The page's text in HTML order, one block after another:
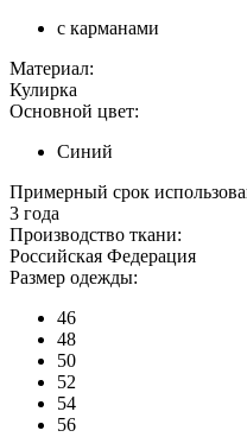
с карманами
Материал:
Кулирка
Основной цвет:
Синий
Примерный срок
3 года
Производство ткани:
Российская Федерация
Размер одежды:
46
48
50
52
54
56